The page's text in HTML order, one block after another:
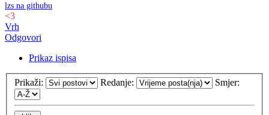
lzs na githubu
<3
Vrh
Odgovori
Prikaz ispisa
Prikaži: Redanje: Smjer: